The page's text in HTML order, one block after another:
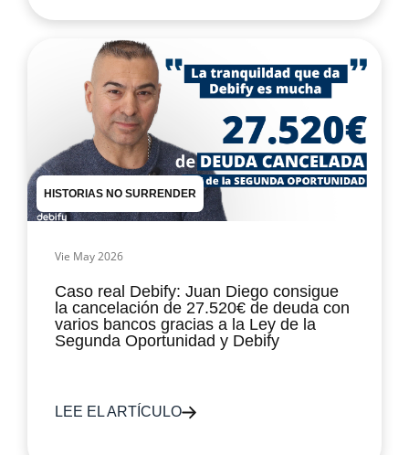
HISTORIAS NO SURRENDER
Vie May 2026
Caso real Debify: Juan Diego consigue
la cancelación de 27.520€ de deuda con
varios bancos gracias a la Ley de la
Segunda Oportunidad y Debify
LEE EL ARTÍCULO